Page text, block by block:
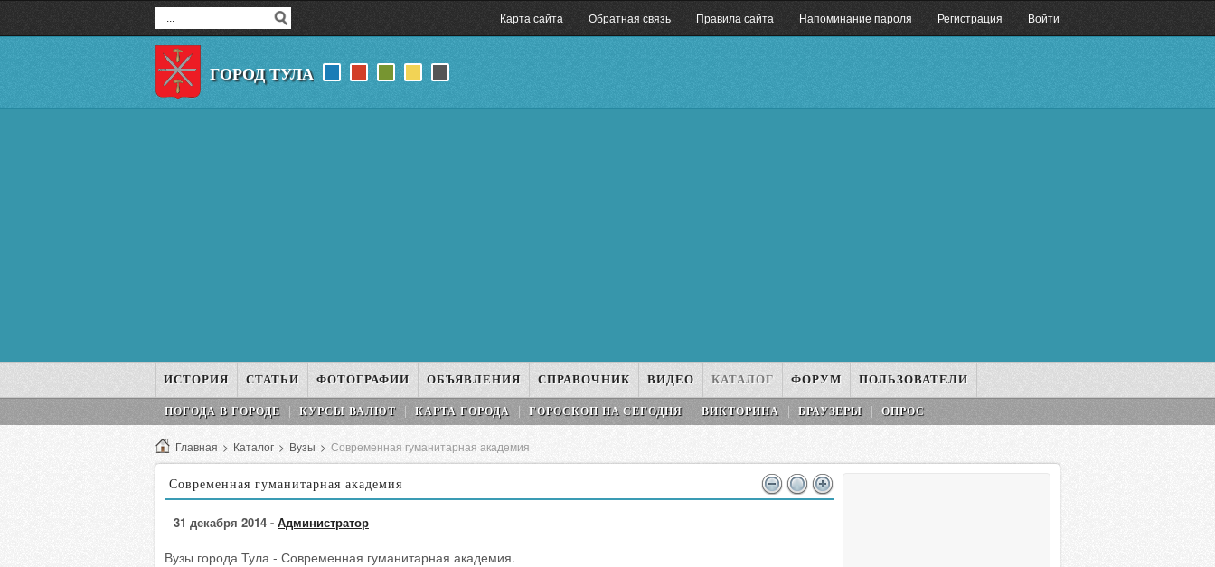
Карта сайта Обратная связь Правила сайта Напоминание пароля Регистрация Войти
ГОРОД ТУЛА
ИСТОРИЯ СТАТЬИ ФОТОГРАФИИ ОБЪЯВЛЕНИЯ СПРАВОЧНИК ВИДЕО КАТАЛОГ ФОРУМ ПОЛЬЗОВАТЕЛИ
ПОГОДА В ГОРОДЕ КУРСЫ ВАЛЮТ КАРТА ГОРОДА ГОРОСКОП НA СEГОДНЯ ВИКТОРИНА БРАУЗЕРЫ ОПРОС
Главная > Каталог > Вузы > Современная гуманитарная академия
Современная гуманитарная академия
31 декабря 2014 - Администратор
Вузы города Тула - Современная гуманитарная академия.